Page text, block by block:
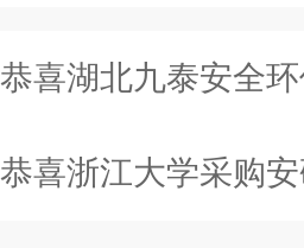
恭喜湖北九泰安全环保采
恭喜浙江大学采购